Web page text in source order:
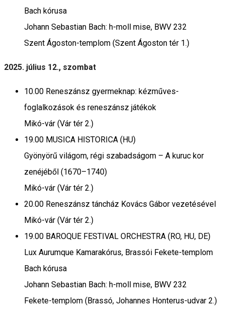
Bach kórusa
Johann Sebastian Bach: h-moll mise, BWV 232
Szent Ágoston-templom (Szent Ágoston tér 1.)
2025. július 12., szombat
10.00 Reneszánsz gyermeknap: kézműves-
foglalkozások és reneszánsz játékok
Mikó-vár (Vár tér 2.)
19.00 MUSICA HISTORICA (HU)
Gyönyörű világom, régi szabadságom – A kuruc kor
zenéjéből (1670–1740)
Mikó-vár (Vár tér 2.)
20.00 Reneszánsz táncház Kovács Gábor vezetésével
Mikó-vár (Vár tér 2.)
19.00 BAROQUE FESTIVAL ORCHESTRA (RO, HU, DE)
Lux Aurumque Kamarakórus, Brassói Fekete-templom
Bach kórusa
Johann Sebastian Bach: h-moll mise, BWV 232
Fekete-templom (Brassó, Johannes Honterus-udvar 2.)